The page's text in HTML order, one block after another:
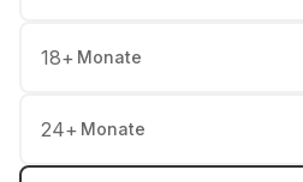
18+ Monate
24+ Monate